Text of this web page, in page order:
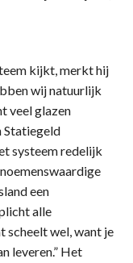
kijkt, merkt hij
wij natuurlijk
veel glazen
Statiegeld
systeem redelijk
een
alle
scheelt wel, want je
leveren.” Het